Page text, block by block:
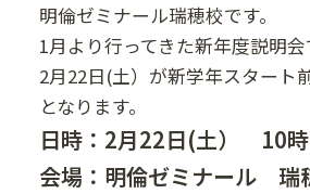
明倫ゼミナール瑞穂校です。
1月より行ってきた新年度説明会
2月22日(土）が新学年スタート
となります。
日時：2月22日(土） 10
会場：明倫ゼミナール 瑞